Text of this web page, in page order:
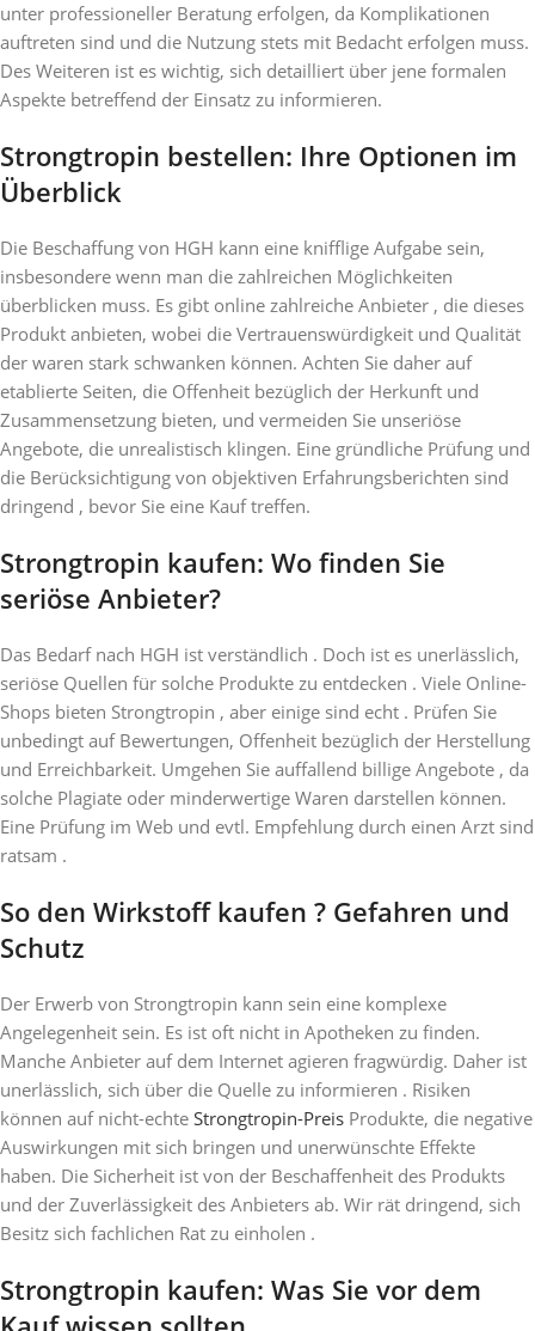
unter professioneller Beratung erfolgen, da Komplikationen
auftreten sind und die Nutzung stets mit Bedacht erfolgen muss.
Des Weiteren ist es wichtig, sich detailliert über jene formalen
Aspekte betreffend der Einsatz zu informieren.
Strongtropin bestellen: Ihre Optionen im
Überblick
Die Beschaffung von HGH kann eine knifflige Aufgabe sein,
insbesondere wenn man die zahlreichen Möglichkeiten
überblicken muss. Es gibt online zahlreiche Anbieter , die dieses
Produkt anbieten, wobei die Vertrauenswürdigkeit und Qualität
der waren stark schwanken können. Achten Sie daher auf
etablierte Seiten, die Offenheit bezüglich der Herkunft und
Zusammensetzung bieten, und vermeiden Sie unseriöse
Angebote, die unrealistisch klingen. Eine gründliche Prüfung und
die Berücksichtigung von objektiven Erfahrungsberichten sind
dringend , bevor Sie eine Kauf treffen.
Strongtropin kaufen: Wo finden Sie
seriöse Anbieter?
Das Bedarf nach HGH ist verständlich . Doch ist es unerlässlich,
seriöse Quellen für solche Produkte zu entdecken . Viele Online-
Shops bieten Strongtropin , aber einige sind echt . Prüfen Sie
unbedingt auf Bewertungen, Offenheit bezüglich der Herstellung
und Erreichbarkeit. Umgehen Sie auffallend billige Angebote , da
solche Plagiate oder minderwertige Waren darstellen können.
Eine Prüfung im Web und evtl. Empfehlung durch einen Arzt sind
ratsam .
So den Wirkstoff kaufen ? Gefahren und
Schutz
Der Erwerb von Strongtropin kann sein eine komplexe
Angelegenheit sein. Es ist oft nicht in Apotheken zu finden.
Manche Anbieter auf dem Internet agieren fragwürdig. Daher ist
unerlässlich, sich über die Quelle zu informieren . Risiken
können auf nicht-echte Strongtropin-Preis Produkte, die negative
Auswirkungen mit sich bringen und unerwünschte Effekte
haben. Die Sicherheit ist von der Beschaffenheit des Produkts
und der Zuverlässigkeit des Anbieters ab. Wir rät dringend, sich
Besitz sich fachlichen Rat zu einholen .
Strongtropin kaufen: Was Sie vor dem